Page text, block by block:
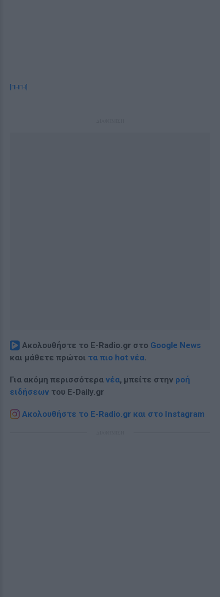
[ΠΗΓΗ]
Ακολουθήστε το E-Radio.gr στο Google News
και μάθετε πρώτοι τα πιο hot νέα.
Για ακόμη περισσότερα νέα, μπείτε στην ροή
ειδήσεων του E-Daily.gr
Ακολουθήστε το E-Radio.gr και στο Instagram